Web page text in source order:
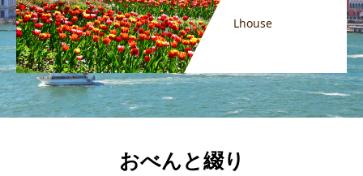
Lhouse
おべんと綴り